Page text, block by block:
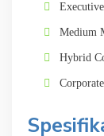
Medium
Hybrid